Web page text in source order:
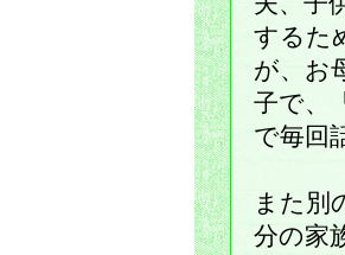
するた
が、お
子で、
で毎回
また別
分の家